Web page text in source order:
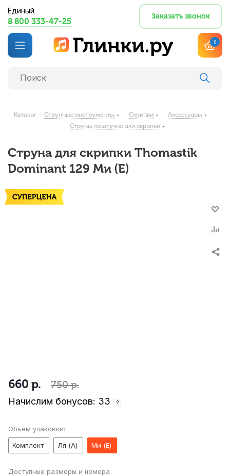
Единый
8 800 333-47-25
Заказать звонок
0
Каталог - Струнные инструменты - Скрипки - Аксессуары
-
Струны поштучно для скрипки
Струна для скрипки Thomastik
Dominant 129 Ми (E)
660 р. 750р.
Начислим бонусов: 33 ?
Объём упаковки:
Комплект
Ля (A) Ми (E)
Доступные размеры и номера